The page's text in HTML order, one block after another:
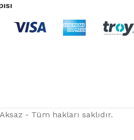
- Tüm hakları saklıdır.